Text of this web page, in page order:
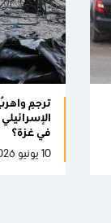
ترجِم
في غزة؟
10 يونيو 2026